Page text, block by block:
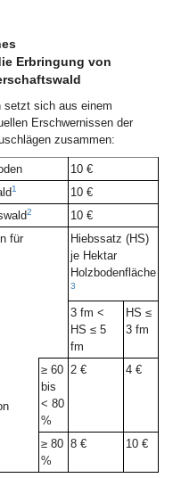
Erbringung von
setzt sich aus einem
Erschwernissen der
zusammen:
10 €
1
10 €
2
10 €
für
Hiebssatz (HS)
je Hektar
Holzbodenfläche
3
3 fm <
HS ≤ 5
fm
HS ≤
3 fm
≥ 60
bis
< 80
%
2 € 4 €
≥ 80
%
8 € 10 €